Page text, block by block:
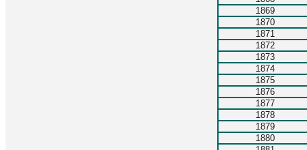
1869
1870
1871
1872
1873
1874
1875
1876
1877
1878
1879
1880